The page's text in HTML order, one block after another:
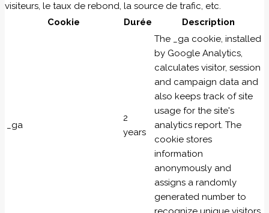
visiteurs, le taux de rebond, la source de trafic, etc.
Cookie
Durée Description
_ga
2
years
The _ga cookie, installed
by Google Analytics,
calculates visitor, session
and campaign data and
also keeps track of site
usage for the site's
analytics report. The
cookie stores
information
anonymously and
assigns a randomly
generated number to